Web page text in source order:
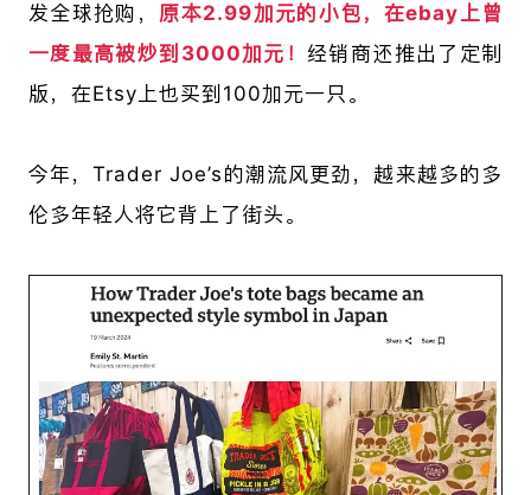
发全球抢购， 原本2.99加元的小包，在ebay上曾
一度最高被炒到3000加元！ 经销商还推出了定制
版，在Etsy上也买到100加元一只。
今年，Trader Joe’s的潮流风更劲，越来越多的多
伦多年轻人将它背上了街头。